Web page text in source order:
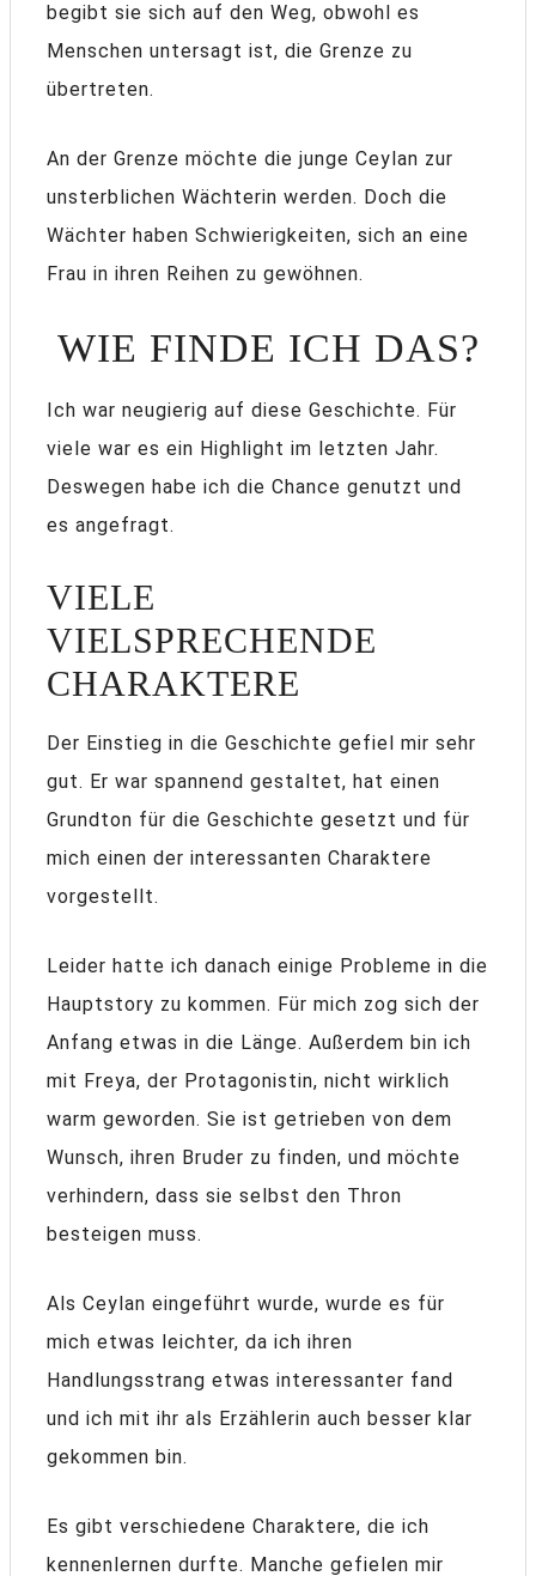
begibt sie sich auf den Weg, obwohl es
Menschen untersagt ist, die Grenze zu
übertreten.
An der Grenze möchte die junge Ceylan zur
unsterblichen Wächterin werden. Doch die
Wächter haben Schwierigkeiten, sich an eine
Frau in ihren Reihen zu gewöhnen.
WIE FINDE ICH DAS?
Ich war neugierig auf diese Geschichte. Für
viele war es ein Highlight im letzten Jahr.
Deswegen habe ich die Chance genutzt und
es angefragt.
VIELE
VIELSPRECHENDE
CHARAKTERE
Der Einstieg in die Geschichte gefiel mir sehr
gut. Er war spannend gestaltet, hat einen
Grundton für die Geschichte gesetzt und für
mich einen der interessanten Charaktere
vorgestellt.
Leider hatte ich danach einige Probleme in die
Hauptstory zu kommen. Für mich zog sich der
Anfang etwas in die Länge. Außerdem bin ich
mit Freya, der Protagonistin, nicht wirklich
warm geworden. Sie ist getrieben von dem
Wunsch, ihren Bruder zu finden, und möchte
verhindern, dass sie selbst den Thron
besteigen muss.
Als Ceylan eingeführt wurde, wurde es für
mich etwas leichter, da ich ihren
Handlungsstrang etwas interessanter fand
und ich mit ihr als Erzählerin auch besser klar
gekommen bin.
Es gibt verschiedene Charaktere, die ich
kennenlernen durfte. Manche gefielen mir